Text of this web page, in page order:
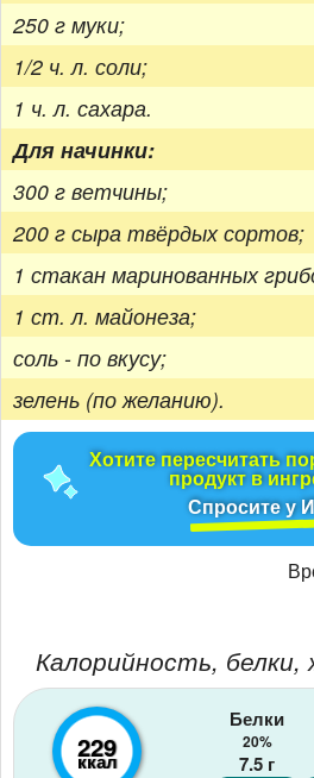
250 г муки;
1/2 ч. л. соли;
1 ч. л. сахара.
Для начинки:
300 г ветчины;
200 г сыра твёрдых сортов;
1 стакан маринованных
1 ст. л. майонеза;
соль - по вкусу;
зелень (по желанию).
Хотите пересчитать
продукт в
Спросите у
Калорийность, белки,
229
ккал
Белки
20%
7.5 г